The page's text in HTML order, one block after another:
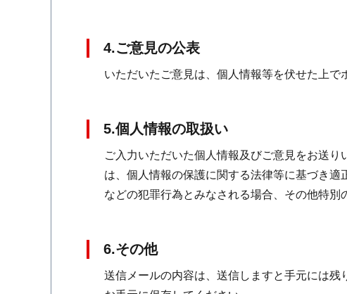
4.ご意見の公表
いただいたご意見は、個人情報等を伏せた上で
5.個人情報の取扱い
ご入力いただいた個人情報及びご意見をお送
は、個人情報の保護に関する法律等に基づき適
などの犯罪行為とみなされる場合、その他特別
6.その他
送信メールの内容は、送信しますと手元には